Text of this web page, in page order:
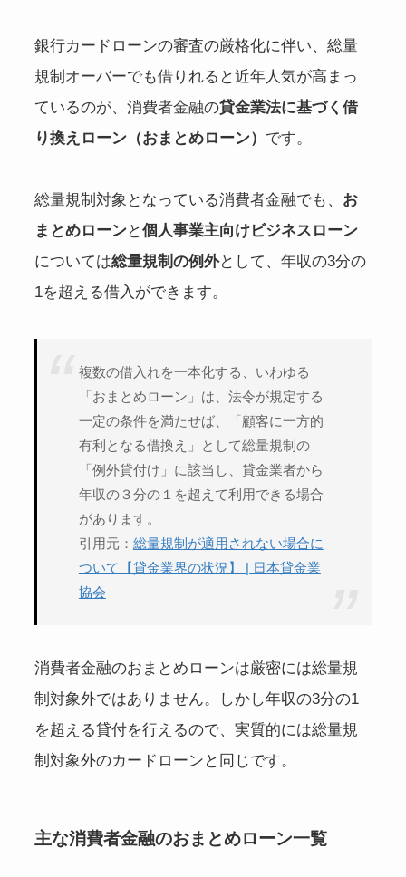
銀行カードローンの審査の厳格化に伴い、総量
規制オーバーでも借りれると近年人気が高まっ
ているのが、消費者金融の貸金業法に基づく借
り換えローン（おまとめローン） です。
総量規制対象となっている消費者金融でも、 お
まとめローンと個人事業主向けビジネスローン
については総量規制の例外として、年収の3分の
1を超える借入ができます。
複数の借入れを一本化する、いわゆる
「おまとめローン」は、法令が規定する
一定の条件を満たせば、「顧客に一方的
有利となる借換え」として総量規制の
「例外貸付け」に該当し、貸金業者から
年収の３分の１を超えて利用できる場合
があります。
引用元： 総量規制が適用されない場合に
ついて【貸金業界の状況】 | 日本貸金業
協会
消費者金融のおまとめローンは厳密には総量規
制対象外ではありません。しかし年収の3分の1
を超える貸付を行えるので、実質的には総量規
制対象外のカードローンと同じです。
主な消費者金融のおまとめローン一覧